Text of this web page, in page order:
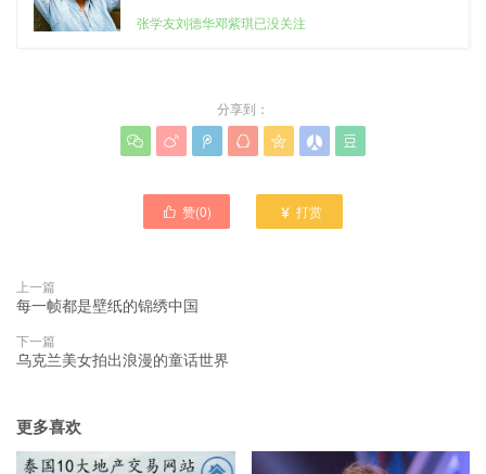
张学友刘德华邓紫琪已没关注
分享到：
      
 赞(0)  打赏
上一篇
每一帧都是壁纸的锦绣中国
下一篇
乌克兰美女拍出浪漫的童话世界
更多喜欢